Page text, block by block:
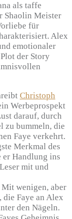
als taffe
Shaolin Meister
für
Alex
emotionaler
der Story
Christoph
Werbeprospekt
darauf, durch
zu bummeln, die
Faye verkehrt.
Merkmal des
er Handlung ins
mit und
wenigen, aber
die Faye an Alex
den Nägeln.